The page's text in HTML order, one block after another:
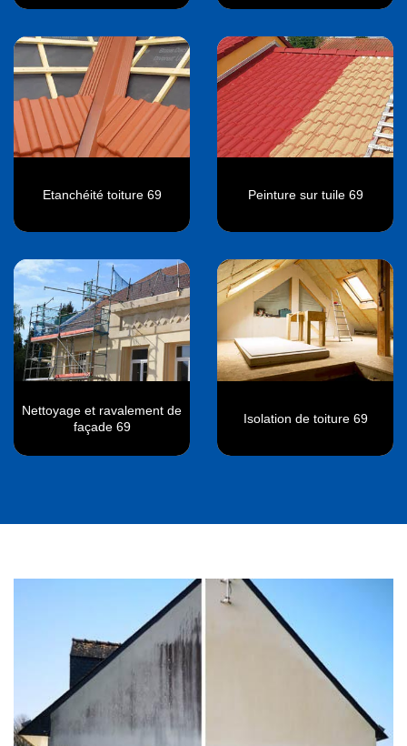
Etanchéité toiture 69 Peinture sur tuile 69
Nettoyage et ravalement de
façade 69
Isolation de toiture 69